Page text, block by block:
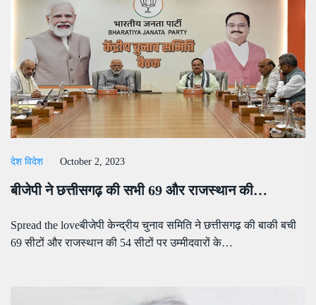
देश विदेश October 2, 2023
बीजेपी ने छत्तीसगढ़ की सभी 69 और राजस्थान की…
Spread the loveबीजेपी केन्द्रीय चुनाव समिति ने छत्तीसगढ़ की बाकी बची
69 सीटों और राजस्थान की 54 सीटों पर उम्मीदवारों के…